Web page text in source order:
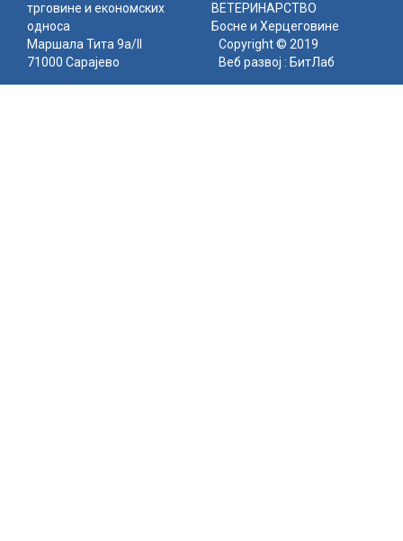
трговине и економских
односа
ВЕТЕРИНАРСТВО
Босне и Херцеговине
Маршала Тита 9а/II
71000 Сарајево
Copyright © 2019
Веб развој : БитЛаб